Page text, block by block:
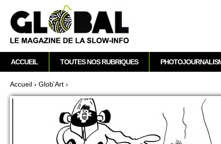
Vous êtes ici
Accueil › Glob'Art ›
M
e
n
u
ACCUEIL TOUTES NOS RUBRIQUES